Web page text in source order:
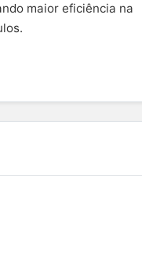
maior eficiência na